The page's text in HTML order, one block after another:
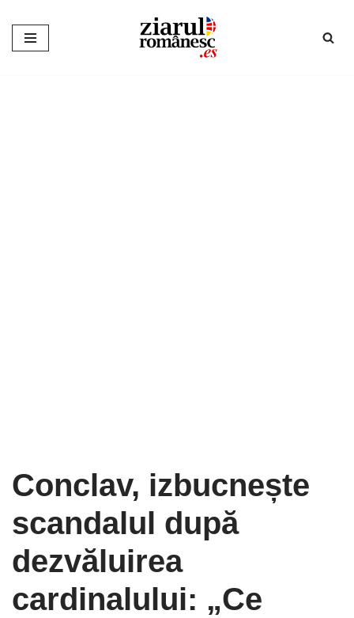
Sari
Conclav, izbucnește
scandalul după
dezvăluirea
cardinalului: „Ce